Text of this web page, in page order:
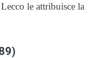
le attribuisce la